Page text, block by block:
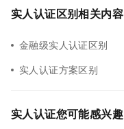
实人认证区别相关内容
金融级实人认证区别
实人认证方案区别
实人认证您可能感兴趣